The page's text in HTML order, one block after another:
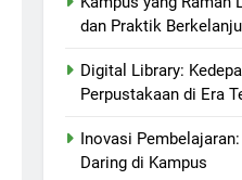
dan Praktik
Digital Library:
Perpustakaan di Era
Inovasi
Daring di Kampus